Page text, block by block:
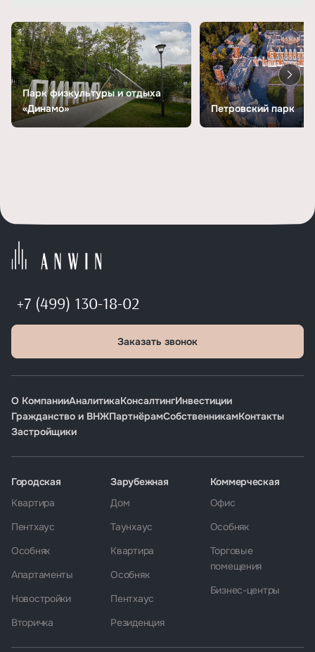
Парк физкультуры и отдыха
«Динамо»
Петровский парк
+7 (499) 130-18-02
Заказать звонок
О КомпанииАналитикаКонсалтингИнвестиции
Гражданство и ВНЖПартнёрамСобственникамКонтакты
Застройщики
Городская
Квартира
Пентхаус
Особняк
Апартаменты
Новостройки
Вторичка
Зарубежная
Дом
Таунхаус
Квартира
Особняк
Пентхаус
Резиденция
Коммерческая
Офис
Особняк
Торговые
помещения
Бизнес-центры